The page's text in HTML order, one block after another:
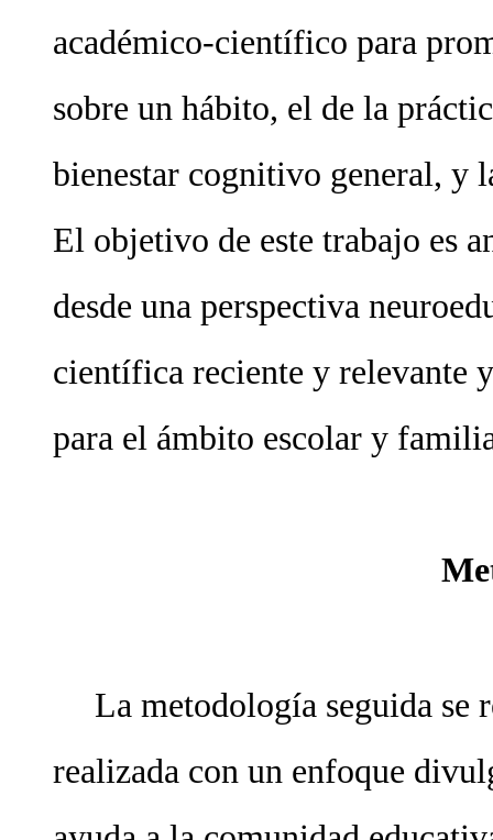
académico-científico para
sobre un hábito, el de la
bienestar cognitivo general, y
El objetivo de este trabajo es
desde una perspectiva
científica reciente y relevante
para el ámbito escolar y
La metodología seguida se
realizada con un enfoque